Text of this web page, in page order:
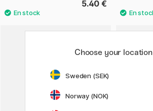
5.40 €
Choose your location
Sweden (SEK)
Norway (NOK)